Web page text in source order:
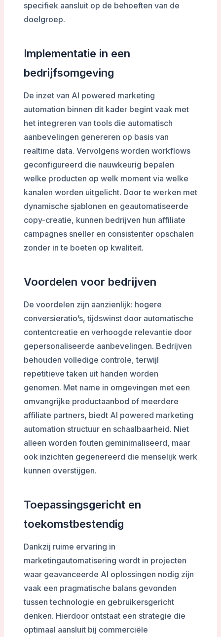
specifiek aansluit op de behoeften van de
doelgroep.
Implementatie in een
bedrijfsomgeving
De inzet van AI powered marketing
automation binnen dit kader begint vaak met
het integreren van tools die automatisch
aanbevelingen genereren op basis van
realtime data. Vervolgens worden workflows
geconfigureerd die nauwkeurig bepalen
welke producten op welk moment via welke
kanalen worden uitgelicht. Door te werken met
dynamische sjablonen en geautomatiseerde
copy-creatie, kunnen bedrijven hun affiliate
campagnes sneller en consistenter opschalen
zonder in te boeten op kwaliteit.
Voordelen voor bedrijven
De voordelen zijn aanzienlijk: hogere
conversieratio’s, tijdswinst door automatische
contentcreatie en verhoogde relevantie door
gepersonaliseerde aanbevelingen. Bedrijven
behouden volledige controle, terwijl
repetitieve taken uit handen worden
genomen. Met name in omgevingen met een
omvangrijke productaanbod of meerdere
affiliate partners, biedt AI powered marketing
automation structuur en schaalbaarheid. Niet
alleen worden fouten geminimaliseerd, maar
ook inzichten gegenereerd die menselijk werk
kunnen overstijgen.
Toepassingsgericht en
toekomstbestendig
Dankzij ruime ervaring in
marketingautomatisering wordt in projecten
waar geavanceerde AI oplossingen nodig zijn
vaak een pragmatische balans gevonden
tussen technologie en gebruikersgericht
denken. Hierdoor ontstaat een strategie die
optimaal aansluit bij commerciële